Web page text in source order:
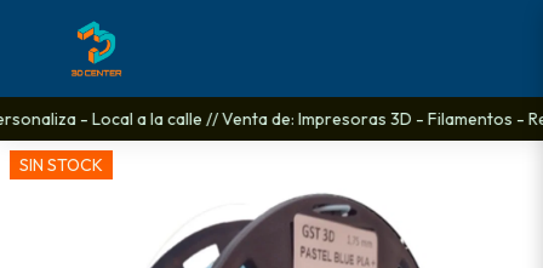
- Local a la calle // Venta de: Impresoras 3D - Filamentos -
SIN STOCK